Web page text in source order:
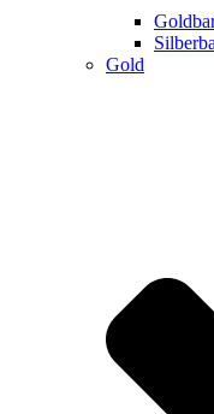
Gold